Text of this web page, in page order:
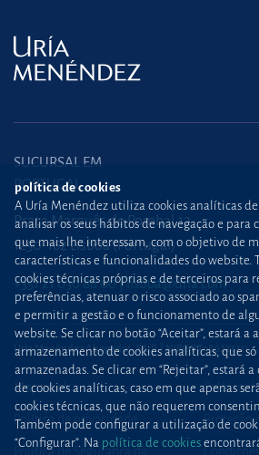
SUCURSAL EM
PORTUGAL
Praça Marquês de Pombal,12
1250-162 Lisboa (Portugal)
+351 21 030 86 00 lisboa@uria.com
Uría Menéndez Abogados, S.L.P. | NIPC PT980226511
Mapa web Política
Política de privacidade Proteção
Política de Segurança da
política de cookies
A Uría Menéndez utiliza cookies analíticas
analisar os seus hábitos de navegação e para
que mais lhe interessam, com o objetivo de
características e funcionalidades do website.
cookies técnicas próprias e de terceiros para
preferências, atenuar o risco associado ao
e permitir a gestão e o funcionamento de
website. Se clicar no botão “Aceitar”, estará a
armazenamento de cookies analíticas, que só
armazenadas. Se clicar em “Rejeitar”, estará
de cookies analíticas, caso em que apenas
cookies técnicas, que não requerem
Também pode configurar a utilização de
“Configurar”. Na política de cookies